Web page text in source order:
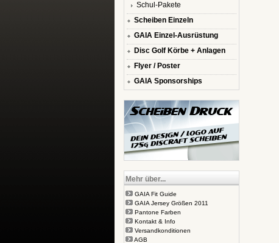
Schul-Pakete
Scheiben Einzeln
GAIA Einzel-Ausrüstung
Disc Golf Körbe + Anlagen
Flyer / Poster
GAIA Sponsorships
Mehr über...
GAIA Fit Guide
GAIA Jersey Größen 2011
Pantone Farben
Kontakt & Info
Versandkonditionen
AGB